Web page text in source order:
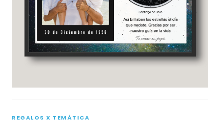
REGALOS X TEMÁTICA